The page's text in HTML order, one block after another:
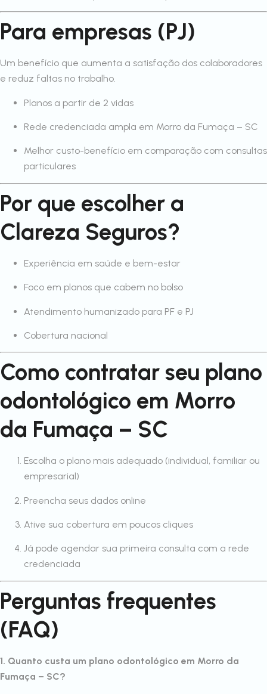
Para empresas (PJ)
Um benefício que aumenta a satisfação dos colaboradores
e reduz faltas no trabalho.
Planos a partir de 2 vidas
Rede credenciada ampla em Morro da Fumaça – SC
Melhor custo-benefício em comparação com consultas
particulares
Por que escolher a
Clareza Seguros?
Experiência em saúde e bem-estar
Foco em planos que cabem no bolso
Atendimento humanizado para PF e PJ
Cobertura nacional
Como contratar seu plano
odontológico em Morro
da Fumaça – SC
Escolha o plano mais adequado (individual, familiar ou
empresarial)
Preencha seus dados online
Ative sua cobertura em poucos cliques
Já pode agendar sua primeira consulta com a rede
credenciada
Perguntas frequentes
(FAQ)
1. Quanto custa um plano odontológico em Morro da
Fumaça – SC?